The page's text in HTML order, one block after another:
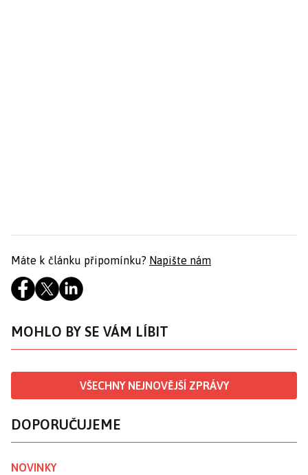
Máte k článku připomínku? Napište nám
MOHLO BY SE VÁM LÍBIT
VŠECHNY NEJNOVĚJŠÍ ZPRÁVY
DOPORUČUJEME
NOVINKY